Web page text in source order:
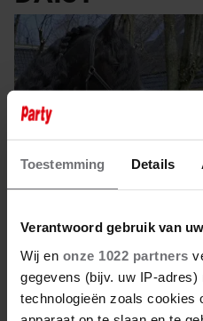
Toestemming Details
Verantwoord gebruik van
Wij en onze 1022 partners
gegevens (bijv. uw IP-adres)
technologieën zoals cookies
22 september 2022